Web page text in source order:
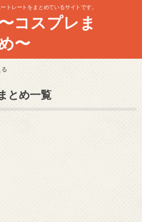
トレートをまとめているサイトです。
コスプレま
〜
とめ一覧